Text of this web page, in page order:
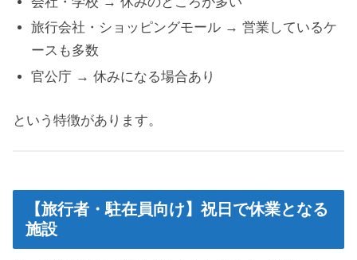
旅行会社・ショッピングモール → 営業しているケ
ースも多数
官公庁 → 休みになる場合あり
という特徴があります。
【旅行者・駐在員向け】祝日で休業となる
施設